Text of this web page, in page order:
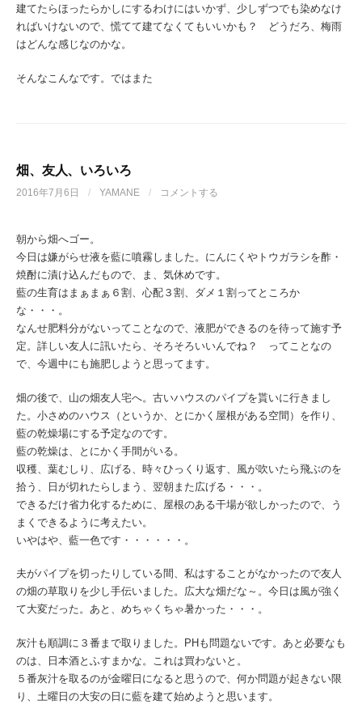
建てたらほったらかしにするわけにはいかず、少しずつでも染めなけ
ればいけないので、慌てて建てなくてもいいかも？ どうだろ、梅雨
はどんな感じなのかな。
そんなこんなです。ではまた
畑、友人、いろいろ
2016年7月6日 / YAMANE / コメントする
朝から畑へゴー。
今日は嫌がらせ液を藍に噴霧しました。にんにくやトウガラシを酢・
焼酎に漬け込んだもので、ま、気休めです。
藍の生育はまぁまぁ６割、心配３割、ダメ１割ってところか
な・・・。
なんせ肥料分がないってことなので、液肥ができるのを待って施す予
定。詳しい友人に訊いたら、そろそろいいんでね？ ってことなの
で、今週中にも施肥しようと思ってます。
畑の後で、山の畑友人宅へ。古いハウスのパイプを貰いに行きまし
た。小さめのハウス（というか、とにかく屋根がある空間）を作り、
藍の乾燥場にする予定なのです。
藍の乾燥は、とにかく手間がいる。
収穫、葉むしり、広げる、時々ひっくり返す、風が吹いたら飛ぶのを
拾う、日が切れたらしまう、翌朝また広げる・・・。
できるだけ省力化するために、屋根のある干場が欲しかったので、う
まくできるように考えたい。
いやはや、藍一色です・・・・・・。
夫がパイプを切ったりしている間、私はすることがなかったので友人
の畑の草取りを少し手伝いました。広大な畑だな～。今日は風が強く
て大変だった。あと、めちゃくちゃ暑かった・・・。
灰汁も順調に３番まで取りました。PHも問題ないです。あと必要なも
のは、日本酒とふすまかな。これは買わないと。
５番灰汁を取るのが金曜日になると思うので、何か問題が起きない限
り、土曜日の大安の日に藍を建て始めようと思います。